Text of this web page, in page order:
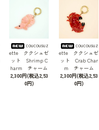
coucousuz
ette ククシュゼ
ット Shrimp C
harm チャーム
2,300円(税込2,53
0円)
coucousuz
ette ククシュゼ
ット Crab Char
m チャーム
2,300円(税込2,53
0円)